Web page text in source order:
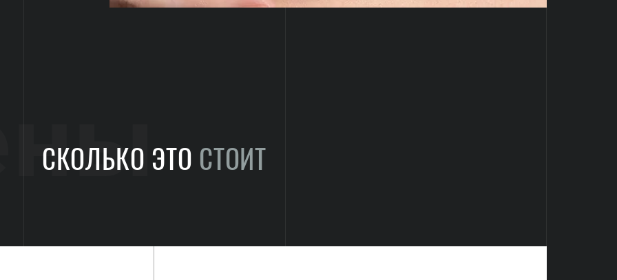
СКОЛЬКО ЭТО СТОИТ